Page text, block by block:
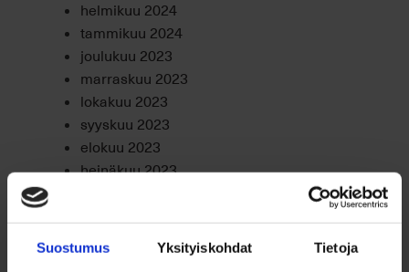
Suostumus Yksityiskohdat Tietoja
helmikuu 2024
tammikuu 2024
joulukuu 2023
marraskuu 2023
lokakuu 2023
syyskuu 2023
elokuu 2023
heinäkuu 2023
huhtikuu 2023
maaliskuu 2023